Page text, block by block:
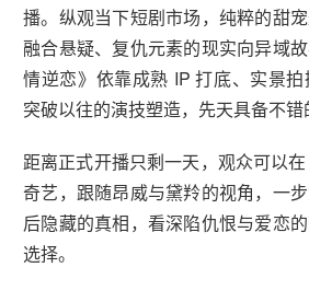
播。纵观当下短剧市场，纯粹的甜宠
融合悬疑、复仇元素的现实向异域
情逆恋》依靠成熟 IP 打底、实景
突破以往的演技塑造，先天具备不错
距离正式开播只剩一天，观众可以
奇艺，跟随昂威与黛羚的视角，一
后隐藏的真相，看深陷仇恨与爱恋
选择。